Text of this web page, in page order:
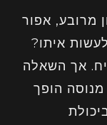
מרובע, אפור
איתו?
אך השאלה
מנוסה הופך